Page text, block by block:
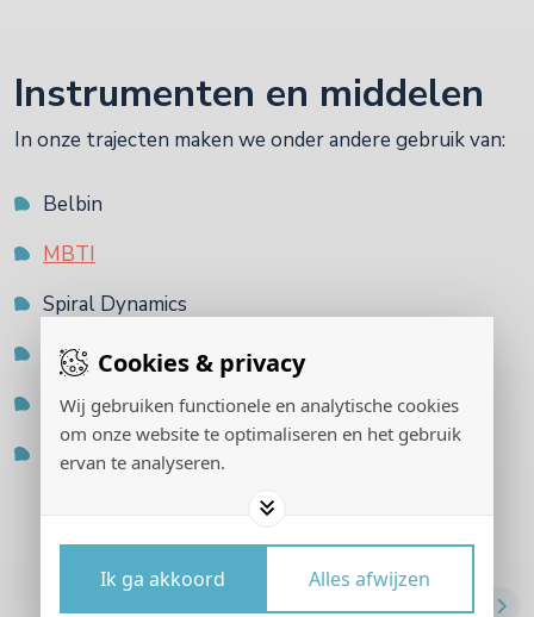
Cookies & privacy
Wij gebruiken functionele en analytische cookies
om onze website te optimaliseren en het gebruik
ervan te analyseren.
Ik ga akkoord Alles afwijzen
Instrumenten en middelen
In onze trajecten maken we onder andere gebruik van:
Belbin
MBTI
Spiral Dynamics
360 graden feedback
Franklin Covey
Enneagram